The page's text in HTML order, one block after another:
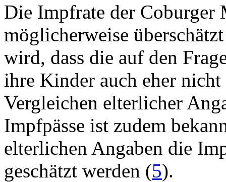
Die Impfrate der Coburger
möglicherweise
wird, dass die auf den
ihre Kinder auch eher
Vergleichen elterlicher
Impfpässe ist zudem
elterlichen Angaben die
geschätzt werden (5).